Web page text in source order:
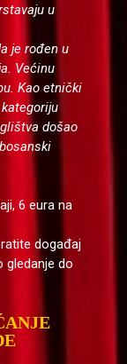
u
je rođen u
Većinu
Kao etnički
došao
6 eura na
događaj
gledanje do